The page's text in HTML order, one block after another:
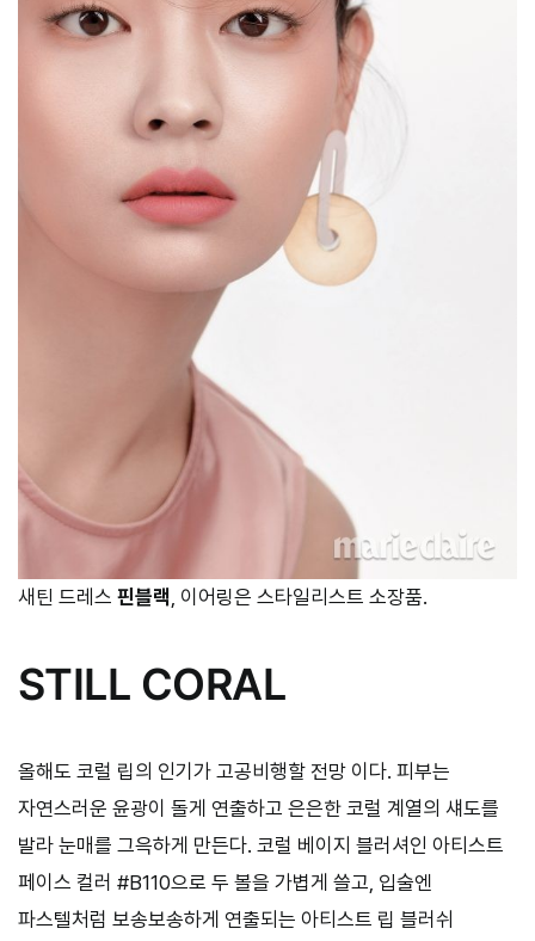
새틴 드레스 핀블랙 , 이어링은 스타일리스트 소장품.
STILL CORAL
올해도 코럴 립의 인기가 고공비행할 전망 이다. 피부는
자연스러운 윤광이 돌게 연출하고 은은한 코럴 계열의 섀도를
발라 눈매를 그윽하게 만든다. 코럴 베이지 블러셔인 아티스트
페이스 컬러 #B110으로 두 볼을 가볍게 쓸고, 입술엔
파스텔처럼 보송보송하게 연출되는 아티스트 립 블러쉬